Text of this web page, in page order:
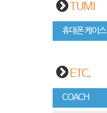
TUMI
휴대폰 케이스
ETC.
COACH